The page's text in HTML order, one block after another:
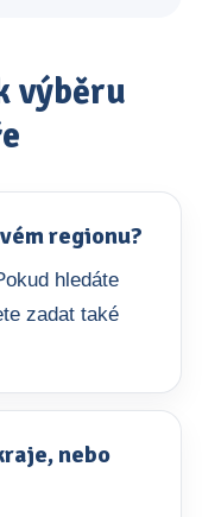
výběru
regionu?
hledáte
zadat také
nebo